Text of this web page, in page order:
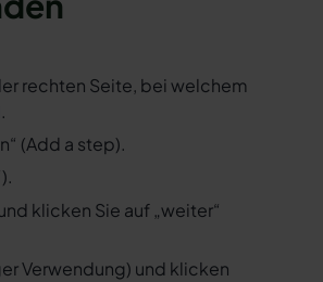
rechten Seite, bei welchem
(Add a step).
klicken Sie auf „weiter“
Verwendung) und klicken